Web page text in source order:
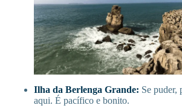
Ilha da Berlenga Grande: Se puder,
aqui. É pacífico e bonito.